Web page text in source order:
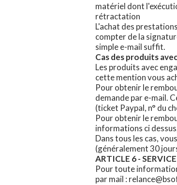
matériel dont
rétractation
L'achat des
compter de la
simple e-mail suffit.
Cas des produits
Les produits avec
cette mention vous
Pour obtenir le
demande par e-mail.
(ticket Paypal, n° du
Pour obtenir le
informations ci
Dans tous les cas,
(généralement 30
ARTICLE 6 -
Pour toute
par mail :